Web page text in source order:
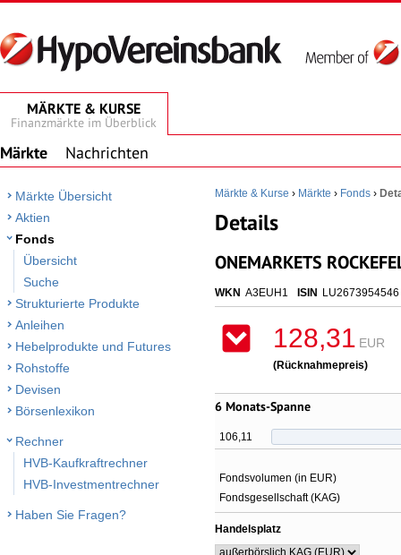
MÄRKTE & KURSE
Finanzmärkte im Überblick
Märkte Nachrichten
Märkte Übersicht
Aktien
Fonds
Übersicht
Suche
Strukturierte Produkte
Anleihen
Hebelprodukte und Futures
Rohstoffe
Devisen
Börsenlexikon
Rechner
HVB-Kaufkraftrechner
HVB-Investmentrechner
Haben Sie Fragen?
Märkte & Kurse › Märkte › Fonds ›
Details
ONEMARKETS
WKN A3EUH1 ISIN LU2673954546
128,31 EUR
(Rücknahmepreis)
6 Monats-Spanne
106,11
Fondsvolumen (in EUR)
Fondsgesellschaft (KAG)
Handelsplatz